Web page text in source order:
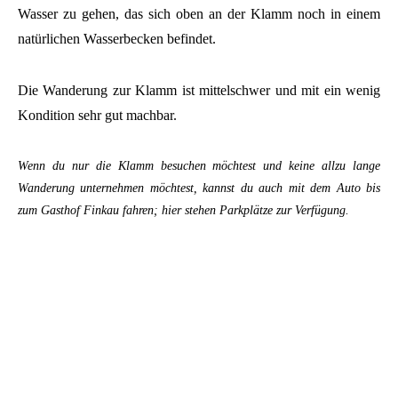
Wasser zu gehen, das sich oben an der Klamm noch in einem
natürlichen Wasserbecken befindet.
Die Wanderung zur Klamm ist mittelschwer und mit ein wenig
Kondition sehr gut machbar.
Wenn du nur die Klamm besuchen möchtest und keine allzu lange
Wanderung unternehmen möchtest, kannst du auch mit dem Auto bis
zum Gasthof Finkau fahren; hier stehen Parkplätze zur Verfügung.